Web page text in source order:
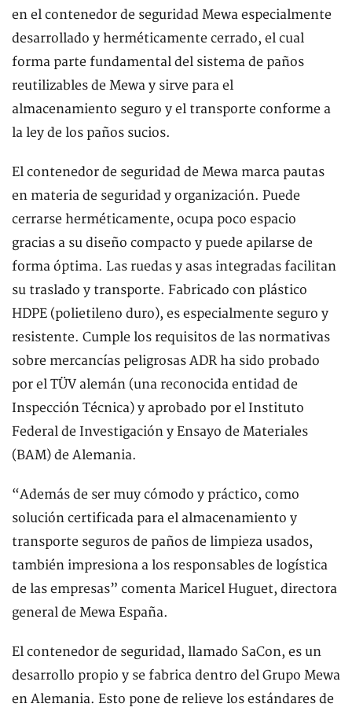
en el contenedor de seguridad Mewa especialmente
desarrollado y herméticamente cerrado, el cual
forma parte fundamental del sistema de paños
reutilizables de Mewa y sirve para el
almacenamiento seguro y el transporte conforme a
la ley de los paños sucios.
El contenedor de seguridad de Mewa marca pautas
en materia de seguridad y organización. Puede
cerrarse herméticamente, ocupa poco espacio
gracias a su diseño compacto y puede apilarse de
forma óptima. Las ruedas y asas integradas facilitan
su traslado y transporte. Fabricado con plástico
HDPE (polietileno duro), es especialmente seguro y
resistente. Cumple los requisitos de las normativas
sobre mercancías peligrosas ADR ha sido probado
por el TÜV alemán (una reconocida entidad de
Inspección Técnica) y aprobado por el Instituto
Federal de Investigación y Ensayo de Materiales
(BAM) de Alemania.
“Además de ser muy cómodo y práctico, como
solución certificada para el almacenamiento y
transporte seguros de paños de limpieza usados,
también impresiona a los responsables de logística
de las empresas” comenta Maricel Huguet, directora
general de Mewa España.
El contenedor de seguridad, llamado SaCon, es un
desarrollo propio y se fabrica dentro del Grupo Mewa
en Alemania. Esto pone de relieve los estándares de